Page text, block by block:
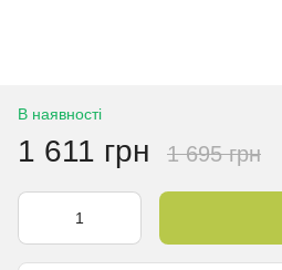
В наявності
1 611 грн 1 695 грн